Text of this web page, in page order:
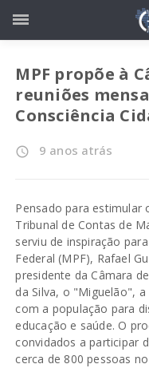
MPF propõe à
reuniões
Consciência
access_time 9 anos atrás
Pensado para
Tribunal de Contas de
serviu de inspiração
Federal (MPF), Rafael
presidente da Câmara
da Silva, o "Miguelão",
com a população para
educação e saúde. O
convidados a participar
cerca de 800 pessoas